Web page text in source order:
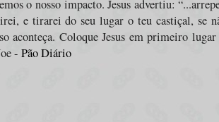
o nosso impacto. Jesus advertiu: “
e tirarei do seu lugar o teu castiçal, se
aconteça. Coloque Jesus em primeiro
- Pão Diário